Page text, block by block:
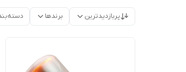
پربازدیدترین برندها